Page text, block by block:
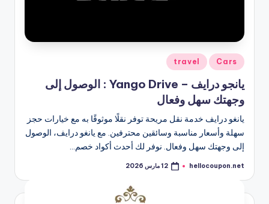
نُشر
في
Cars
travel
يانجو درايف – Yango Drive : الوصول إلى
وجهتك سهل وفعال
يانغو درايف خدمة نقل مريحة توفر نقلًا موثوقًا به مع خيارات حجز
سهلة وأسعار مناسبة وسائقين محترفين. مع يانغو درايف، الوصول
إلى وجهتك سهل وفعال. نوفر لك أحدث أكواد خصم…
تمّ
بواسطة
hellocoupon.net 12 مارس 2026